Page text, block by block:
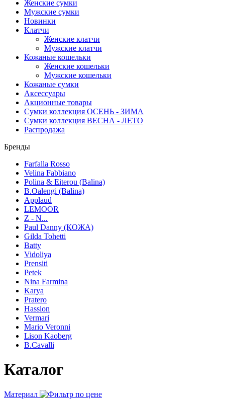
Женские сумки
Мужские сумки
Новинки
Клатчи
Женские клатчи
Мужские клатчи
Кожаные кошельки
Женские кошельки
Мужские кошельки
Кожаные сумки
Аксессуары
Акционные товары
Сумки коллекция ОСЕНЬ - ЗИМА
Сумки коллекция ВЕСНА - ЛЕТО
Распродажа
Бренды
Farfalla Rosso
Velina Fabbiano
Polina & Eiterou (Balina)
B.Oalengi (Balina)
Applaud
LEMOOR
Z - N...
Paul Danny (КОЖА)
Gilda Tohetti
Batty
Vidoliya
Prensiti
Petek
Nina Farmina
Karya
Pratero
Hassion
Vermari
Mario Veronni
Lison Kaoberg
B.Cavalli
Каталог
Материал